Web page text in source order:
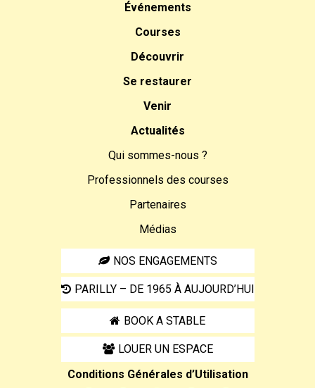
Événements
Courses
Découvrir
Se restaurer
Venir
Actualités
Qui sommes-nous ?
Professionnels des courses
Partenaires
Médias
NOS ENGAGEMENTS
PARILLY – DE 1965 À AUJOURD’HUI
BOOK A STABLE
LOUER UN ESPACE
Conditions Générales d’Utilisation